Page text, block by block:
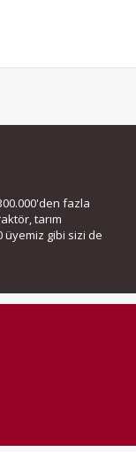
fazla
tarım
üyemiz gibi sizi de